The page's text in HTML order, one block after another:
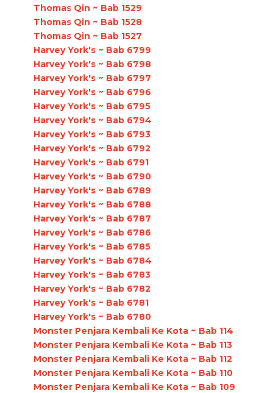
Thomas Qin ~ Bab 1529
Thomas Qin ~ Bab 1528
Thomas Qin ~ Bab 1527
Harvey York's ~ Bab 6799
Harvey York's ~ Bab 6798
Harvey York's ~ Bab 6797
Harvey York's ~ Bab 6796
Harvey York's ~ Bab 6795
Harvey York's ~ Bab 6794
Harvey York's ~ Bab 6793
Harvey York's ~ Bab 6792
Harvey York's ~ Bab 6791
Harvey York's ~ Bab 6790
Harvey York's ~ Bab 6789
Harvey York's ~ Bab 6788
Harvey York's ~ Bab 6787
Harvey York's ~ Bab 6786
Harvey York's ~ Bab 6785
Harvey York's ~ Bab 6784
Harvey York's ~ Bab 6783
Harvey York's ~ Bab 6782
Harvey York's ~ Bab 6781
Harvey York's ~ Bab 6780
Monster Penjara Kembali Ke Kota ~ Bab 114
Monster Penjara Kembali Ke Kota ~ Bab 113
Monster Penjara Kembali Ke Kota ~ Bab 112
Monster Penjara Kembali Ke Kota ~ Bab 110
Monster Penjara Kembali Ke Kota ~ Bab 109